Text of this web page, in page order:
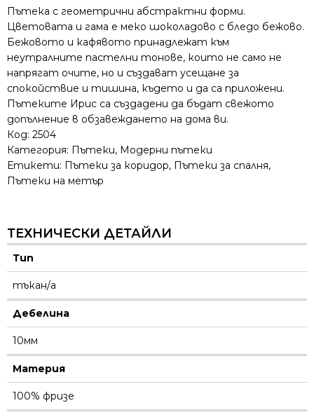
Пътека с геометрични абстрактни форми.
Цветовата и гама е меко шоколадово с бледо бежово.
Бежовото и кафявото принадлежат към
неутралните пастелни тонове, които не само не
напрягат очите, но и създават усещане за
спокойствие и тишина, където и да са приложени.
Пътеките Ирис са създадени да бъдат свежото
допълнение в обзавеждането на дома ви.
Код: 2504
Категория: Пътеки, Модерни пътеки
Етикети: Пътеки за коридор, Пътеки за спалня,
Пътеки на метър
ТЕХНИЧЕСКИ ДЕТАЙЛИ
Тип
тъкан/а
Дебелина
10мм
Материя
100% фризе